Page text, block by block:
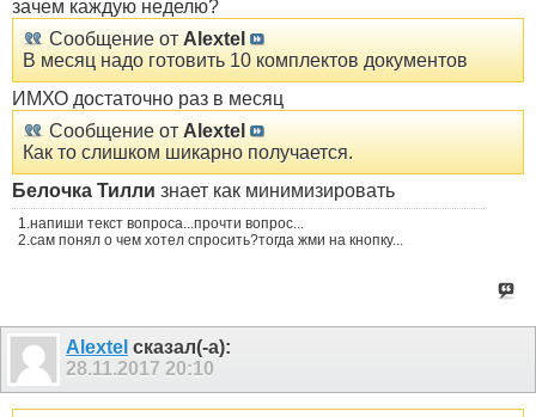
зачем каждую неделю?
Сообщение от Alextel
В месяц надо готовить 10 комплектов документов
ИМХО достаточно раз в месяц
Сообщение от Alextel
Как то слишком шикарно получается.
Белочка Тилли знает как минимизировать
1.напиши текст вопроса...прочти вопрос...
2.сам понял о чем хотел спросить?тогда жми на кнопку...
Alextel сказал(-а):
28.11.2017 20:10